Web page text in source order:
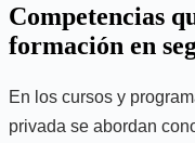
Competencias
formación en
En los cursos y
privada se abordan